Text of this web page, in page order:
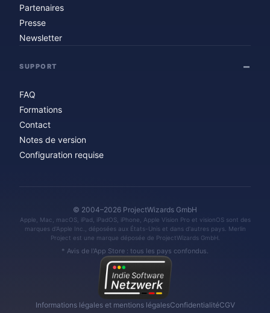
Partenaires
Presse
Newsletter
SUPPORT
FAQ
Formations
Contact
Notes de version
Configuration requise
© 2004–2026 ProjectWizards GmbH
Apple, Mac, macOS, iPad, iPadOS, iPhone, Apple Vision Pro et visionOS sont des
marques d'Apple Inc., déposées aux États-Unis et dans d'autres pays. Merlin
Project est une marque déposée de ProjectWizards GmbH.
* Avis de l'App Store : tous les pays confondus.
Informations légales et mentions légalesConfidentialitéCGV